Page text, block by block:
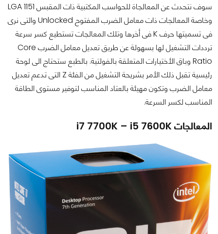
سوف نتحدث عن المعالجاة للحواسب المكتبية ذات المقبس LGA 1151
وخاصة المعالجات ذات معامل الضرب المفتوح Unlocked والتى نرى
فى تسميتها حرف K فى أخرها وتلك المعالجات تستطيع كسر سرعة
ترددات التشغيل لها بسهولة عن طريق تعديل معامل الضرب Core
Ratio وباق الأختيارات المتعلقة بالفولتية. بالطبع ستحتاج الى لوحة
رئيسية تقبل ذلك الأمر بشريحة التشغيل من الفئة Z التى تدعم تعديل
معامل الضرب وتكون مهيئة بالعتاد المناسب لتوفير مستوى الطاقة
المناسب لكسر السرعة.
المعالجات i7 7700K – i5 7600K